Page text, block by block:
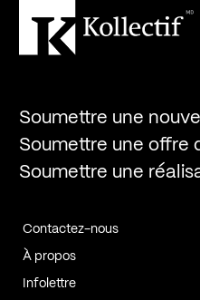
Soumettre une
Soumettre une offre
Soumettre une
Contactez-nous
À propos
Infolettre